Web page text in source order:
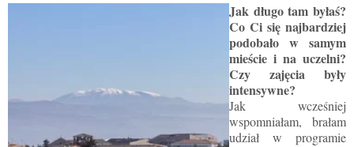
Jak długo tam byłaś?
Co Ci się najbardziej
podobało w samym
mieście i na uczelni?
Czy zajęcia były
intensywne?
Jak wcześniej
wspomniałam, brałam
udział w programie